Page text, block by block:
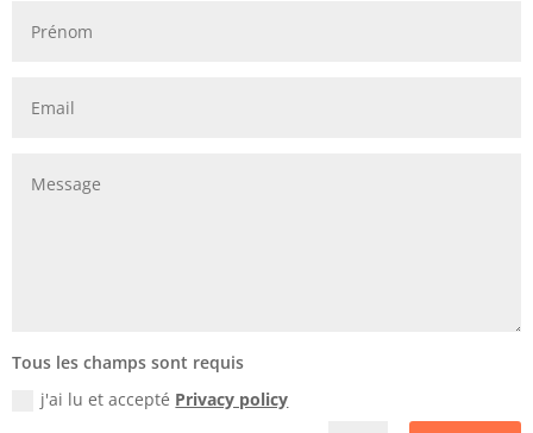
Tous les champs sont requis
j'ai lu et accepté Privacy policy